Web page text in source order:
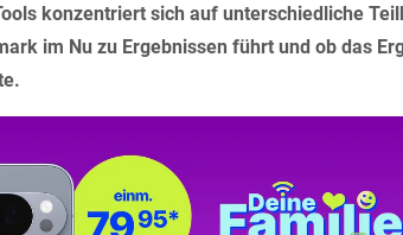
konzentriert sich auf unterschiedliche
im Nu zu Ergebnissen führt und ob das